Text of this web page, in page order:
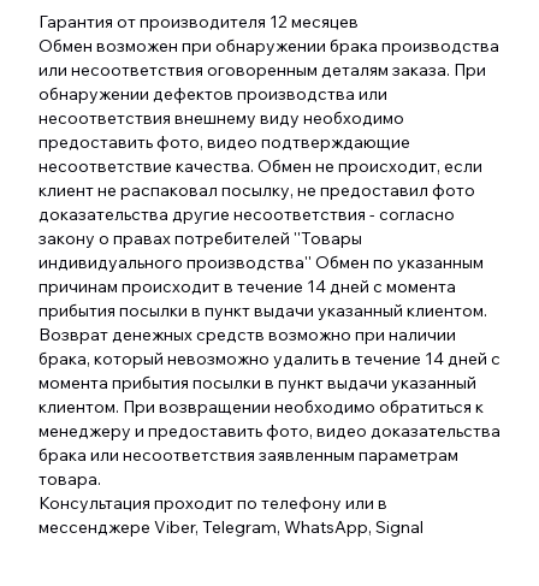
Гарантия от производителя 12 месяцев
Обмен возможен при обнаружении брака производства
или несоответствия оговоренным деталям заказа. При
обнаружении дефектов производства или
несоответствия внешнему виду необходимо
предоставить фото, видео подтверждающие
несоответствие качества. Обмен не происходит, если
клиент не распаковал посылку, не предоставил фото
доказательства другие несоответствия - согласно
закону о правах потребителей ''Товары
индивидуального производства'' Обмен по указанным
причинам происходит в течение 14 дней с момента
прибытия посылки в пункт выдачи указанный клиентом.
Возврат денежных средств возможно при наличии
брака, который невозможно удалить в течение 14 дней с
момента прибытия посылки в пункт выдачи указанный
клиентом. При возвращении необходимо обратиться к
менеджеру и предоставить фото, видео доказательства
брака или несоответствия заявленным параметрам
товара.
Консультация проходит по телефону или в
мессенджере Viber, Telegram, WhatsApp, Signal